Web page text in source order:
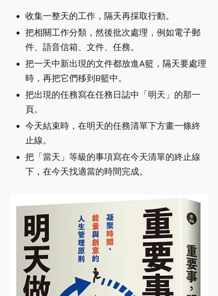
收集一整天的工作，隔天再採取行動。
把相關工作分類，然後批次處理，例如電子郵
件、語音信箱、文件、任務。
把一天中新出現的文件都放進A籃，隔天要處理
時，再把它們移到B籃中。
把出現的任務寫在任務日誌中「明天」的那一
頁。
今天結束時，在明天的任務清單下方畫一條終
止線。
把「當天」等級的事項寫在今天清單的終止線
下，在今天找適當的時間完成。